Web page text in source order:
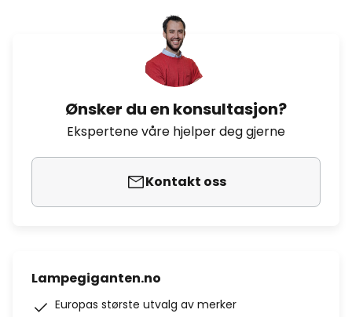
Ønsker du en konsultasjon?
Ekspertene våre hjelper deg gjerne
Kontakt oss
Lampegiganten.no
Europas største utvalg av merker